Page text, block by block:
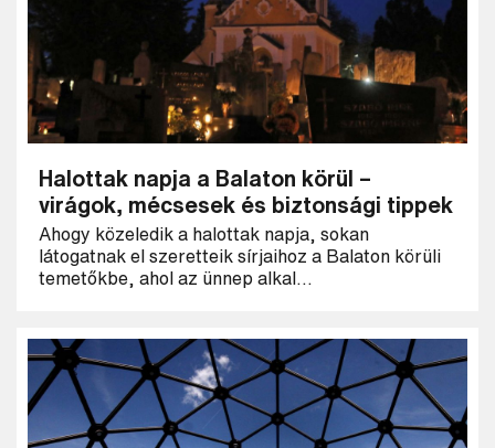
Halottak napja a Balaton körül –
virágok, mécsesek és biztonsági tippek
Ahogy közeledik a halottak napja, sokan
látogatnak el szeretteik sírjaihoz a Balaton körüli
temetőkbe, ahol az ünnep alkal...